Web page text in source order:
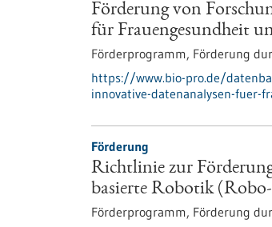
Förderung von
für Frauengesundheit
Förderprogramm, Förderung
https://www.bio-pro.de/
innovative-datenanalysen-fuer-
Förderung
Richtlinie zur
basierte Robotik
Förderprogramm, Förderung